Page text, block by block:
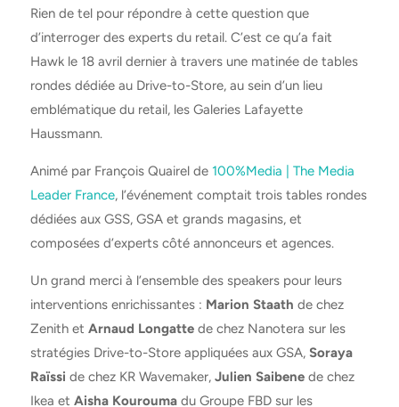
Rien de tel pour répondre à cette question que
d’interroger des experts du retail. C’est ce qu’a fait
Hawk le 18 avril dernier à travers une matinée de tables
rondes dédiée au Drive-to-Store, au sein d’un lieu
emblématique du retail, les Galeries Lafayette
Haussmann.
Animé par François Quairel de 100%Media | The Media
Leader France, l’événement comptait trois tables rondes
dédiées aux GSS, GSA et grands magasins, et
composées d’experts côté annonceurs et agences.
Un grand merci à l’ensemble des speakers pour leurs
interventions enrichissantes : Marion Staath de chez
Zenith et Arnaud Longattede chez Nanotera sur les
stratégies Drive-to-Store appliquées aux GSA, Soraya
Raïssi de chez KR Wavemaker, Julien Saibenede chez
Ikea et Aisha Kouroumadu Groupe FBD sur les